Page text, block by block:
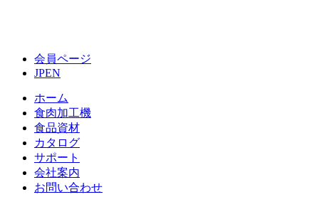
会員ページ
JPEN
ホーム
食肉加工機
食品資材
カタログ
サポート
会社案内
お問い合わせ